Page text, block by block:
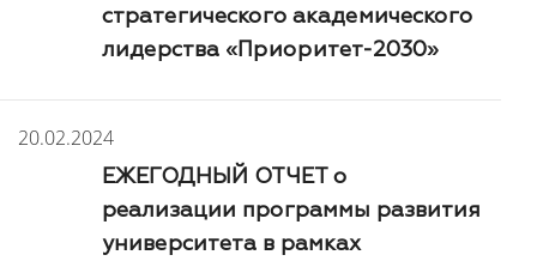
стратегического академического
лидерства «Приоритет-2030»
20.02.2024
ЕЖЕГОДНЫЙ ОТЧЕТ о
реализации программы развития
университета в рамках